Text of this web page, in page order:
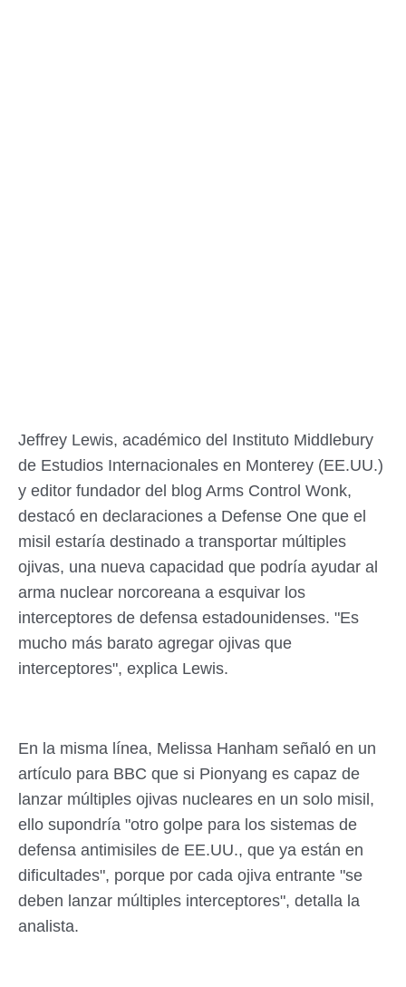
Jeffrey Lewis, académico del Instituto Middlebury
de Estudios Internacionales en Monterey (EE.UU.)
y editor fundador del blog Arms Control Wonk,
destacó en declaraciones a Defense One que el
misil estaría destinado a transportar múltiples
ojivas, una nueva capacidad que podría ayudar al
arma nuclear norcoreana a esquivar los
interceptores de defensa estadounidenses. "Es
mucho más barato agregar ojivas que
interceptores", explica Lewis.
En la misma línea, Melissa Hanham señaló en un
artículo para BBC que si Pionyang es capaz de
lanzar múltiples ojivas nucleares en un solo misil,
ello supondría "otro golpe para los sistemas de
defensa antimisiles de EE.UU., que ya están en
dificultades", porque por cada ojiva entrante "se
deben lanzar múltiples interceptores", detalla la
analista.